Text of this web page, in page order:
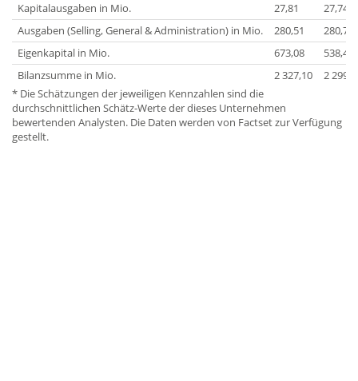
Kapitalausgaben in Mio.
27,81
27,74
Ausgaben (Selling, General & Administration) in Mio.
280,51
280,79
Eigenkapital in Mio.
673,08
538,44
Bilanzsumme in Mio.
2 327,10
2
* Die Schätzungen der jeweiligen Kennzahlen sind die
durchschnittlichen Schätz-Werte der dieses Unternehmen
bewertenden Analysten. Die Daten werden von Factset zur Verfügung
gestellt.